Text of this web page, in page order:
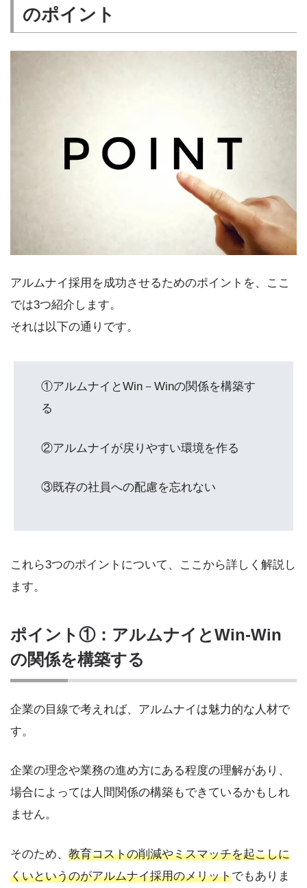
のポイント
アルムナイ採用を成功させるためのポイントを、ここ
では3つ紹介します。
それは以下の通りです。
①アルムナイとWin－Winの関係を構築す
る
②アルムナイが戻りやすい環境を作る
③既存の社員への配慮を忘れない
これら3つのポイントについて、ここから詳しく解説し
ます。
ポイント①：アルムナイとWin-Win
の関係を構築する
企業の目線で考えれば、アルムナイは魅力的な人材で
す。
企業の理念や業務の進め方にある程度の理解があり、
場合によっては人間関係の構築もできているかもしれ
ません。
そのため、 教育コストの削減やミスマッチを起こしに
くいというのがアルムナイ採用のメリットでもありま